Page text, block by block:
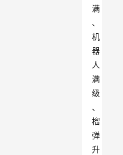
满
、
机
器
人
满
级
、
榴
弹
升